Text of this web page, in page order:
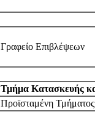
Γραφείο Επιβλέψεων
Τμήμα Κατασκευής
Προϊσταμένη Τμήματος